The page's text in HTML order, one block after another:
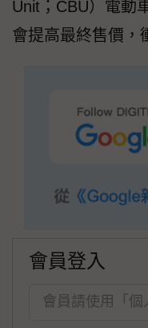
Unit；CBU）電動
會提高最終售價，
會員登入